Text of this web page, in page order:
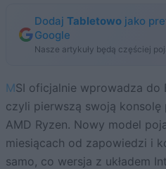
Dodaj Tabletowo jako
Google
Nasze artykuły będą częściej
MSI oficjalnie wprowadza do Europy handheld Claw A8,
czyli pierwszą swoją konsolę
AMD Ryzen. Nowy model
miesiącach od zapowiedzi i
samo, co wersja z układem